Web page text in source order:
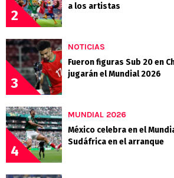
2
a los artistas
3
NOTICIAS
Fueron figuras Sub 20 en
jugarán el Mundial 2026
4
MUNDIAL 2026
México celebra en el
Sudáfrica en el arranque